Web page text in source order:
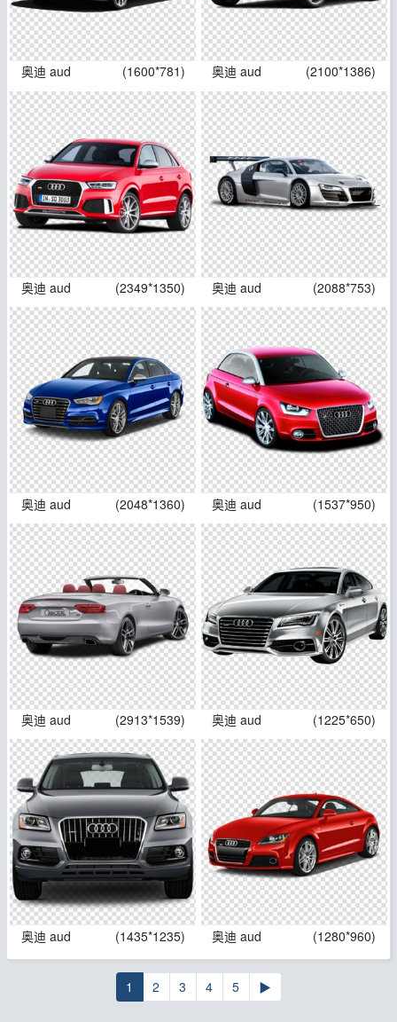
奥迪 aud (1600*781) 奥迪 aud (2100*1386)
奥迪 aud (2349*1350) 奥迪 aud (2088*753)
奥迪 aud (2048*1360) 奥迪 aud (1537*950)
奥迪 aud (2913*1539) 奥迪 aud (1225*650)
奥迪 aud (1435*1235) 奥迪 aud (1280*960)
1 2 3 4 5 ▶